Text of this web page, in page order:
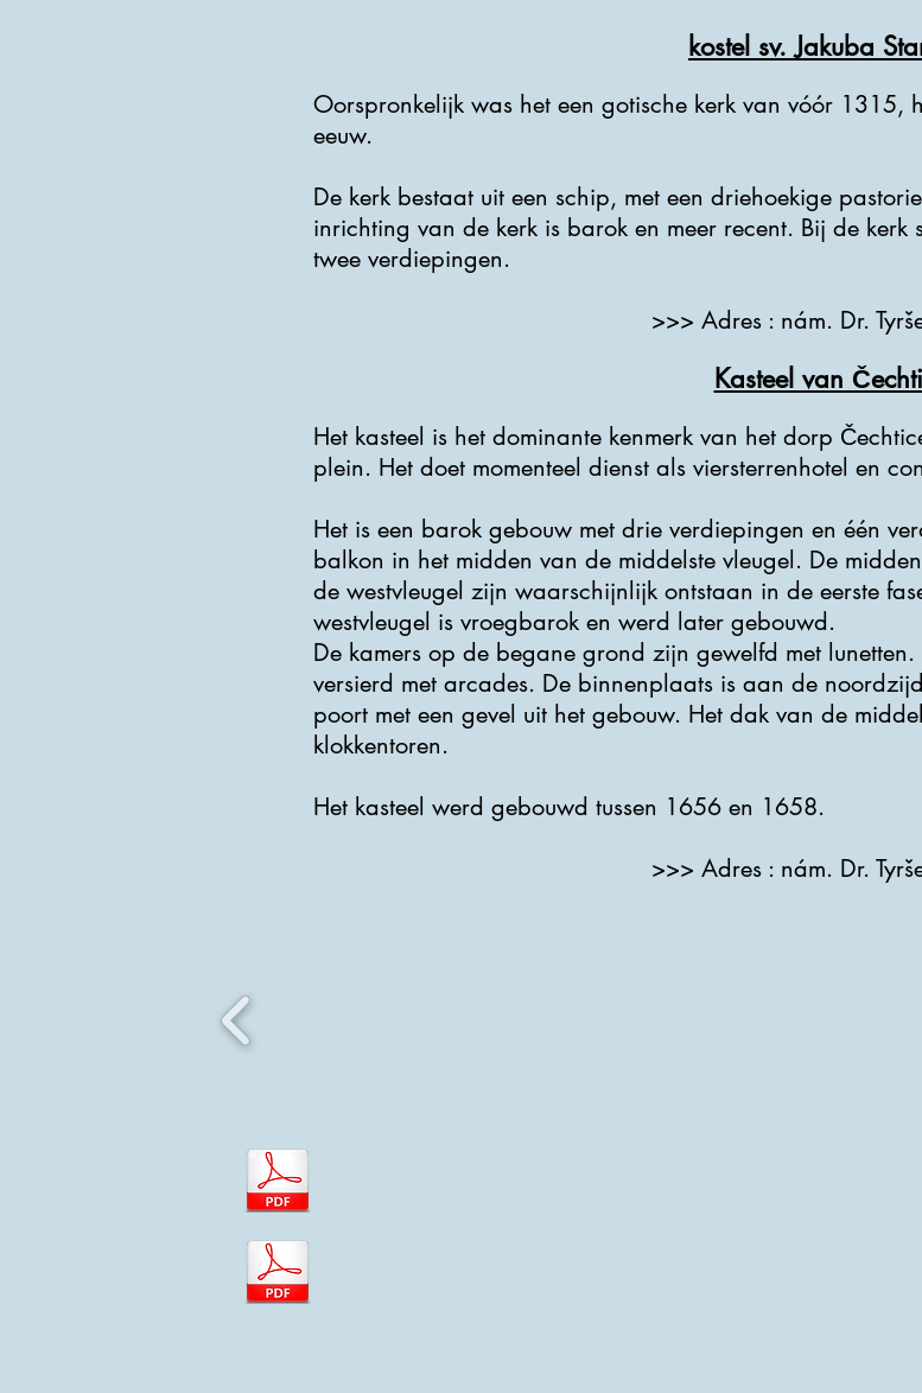
kostel sv. Jakuba
Oorspronkelijk was het een gotische kerk van vóór
eeuw.
De kerk bestaat uit een schip, met een driehoekige
inrichting van de kerk is barok en meer recent. Bij de kerk
twee verdiepingen.
>>> Adres : nám. Dr.
Kasteel van
Het kasteel is het dominante kenmerk van het dorp
plein. Het doet momenteel dienst als viersterrenhotel en
Het is een barok gebouw met drie verdiepingen en één
balkon in het midden van de middelste vleugel. De
de westvleugel zijn waarschijnlijk ontstaan ​​in de eerste
westvleugel is vroegbarok en werd later gebouwd.
De kamers op de begane grond zijn gewelfd met
versierd met arcades. De binnenplaats is aan de
poort met een gevel uit het gebouw. Het dak van de
klokkentoren.
Het kasteel werd gebouwd tussen 1656 en 1658.
>>> Adres : nám. Dr.